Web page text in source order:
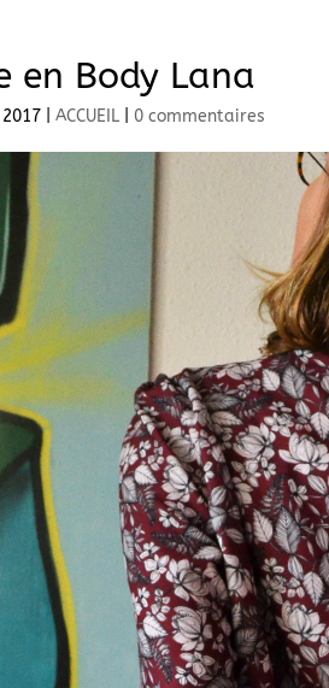
en Body Lana
|ACCUEIL 0 commentaires